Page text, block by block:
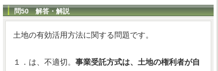
問50 解答・解説
土地の有効活用方法に関する問題です。
１．は、不適切。 事業受託方式は、土地の権利者が自